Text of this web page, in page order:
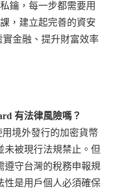
鑰，每一步都需要用
，建立起完善的資安
實金融、提升財富效率
有法律風險嗎？
境外發行的加密貨幣
未被現行法規禁止。但
遵守台灣的稅務申報規
性是用戶個人必須確保